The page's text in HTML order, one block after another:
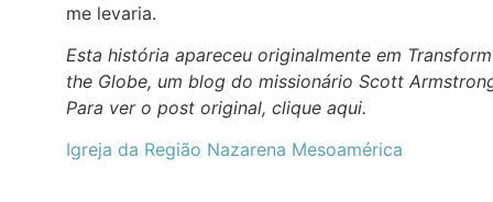
me levaria.
Esta história apareceu originalmente em Transform
the Globe, um blog do missionário Scott
Para ver o post original, clique aqui.
Igreja da Região Nazarena Mesoamérica